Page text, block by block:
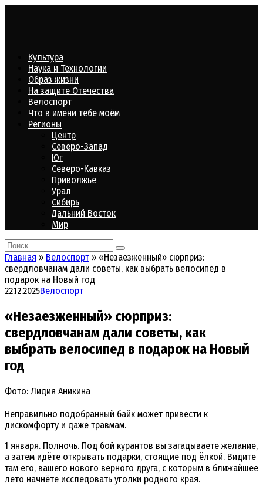
Культура
Наука и Технологии
Образ жизни
На защите Отечества
Велоспорт
Что в имени тебе моём
Регионы
Центр
Северо-Запад
Юг
Северо-Кавказ
Приволжье
Урал
Сибирь
Дальний Восток
Мир
Search
for:
Главная » Велоспорт » «Незаезженный» сюрприз:
свердловчанам дали советы, как выбрать велосипед в
подарок на Новый год
22.12.2025Велоспорт
«Незаезженный» сюрприз:
свердловчанам дали советы, как
выбрать велосипед в подарок на Новый
год
Фото: Лидия Аникина
Неправильно подобранный байк может привести к
дискомфорту и даже травмам.
1 января. Полночь. Под бой курантов вы загадываете желание,
а затем идёте открывать подарки, стоящие под ёлкой. Видите
там его, вашего нового верного друга, с которым в ближайшее
лето начнёте исследовать уголки родного края.